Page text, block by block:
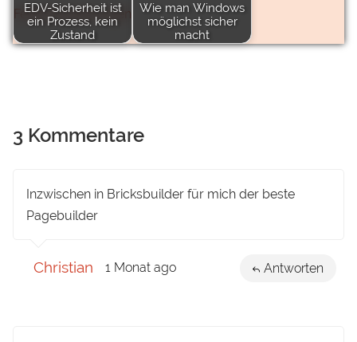
EDV-Sicherheit ist
ein Prozess, kein
Zustand
Wie man Windows
möglichst sicher
macht
3 Kommentare
Inzwischen in Bricksbuilder für mich der beste
Pagebuilder
Christian 1 Monat ago Antworten